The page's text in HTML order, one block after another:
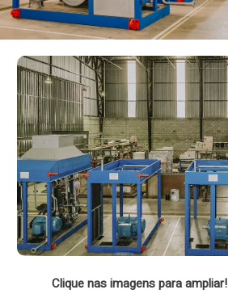
Clique nas imagens para ampliar!